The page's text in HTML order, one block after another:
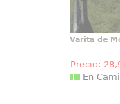
Varita de
Precio: 28
En